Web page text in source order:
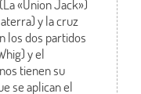
«Union Jack»)
y la cruz
los dos partidos
y el
tienen su
se aplican el